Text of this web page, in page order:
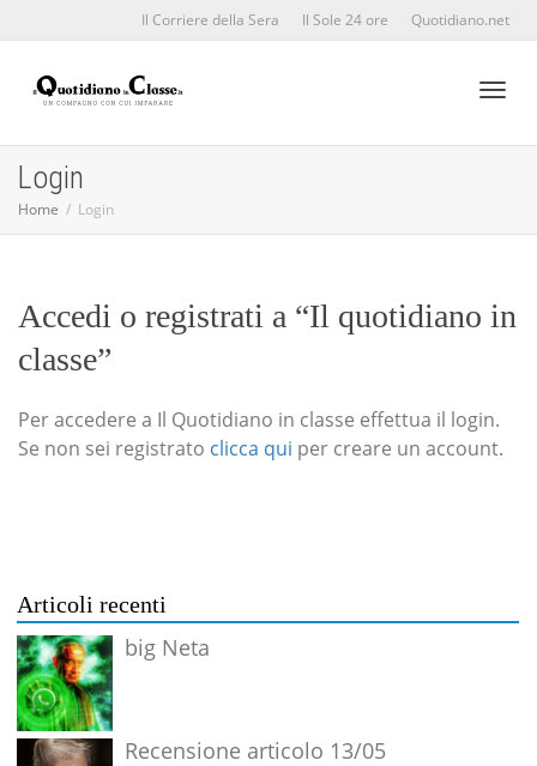
Il Corriere della Sera Il Sole 24 ore Quotidiano.net
Login
Home Login
Accedi o registrati a “Il quotidiano in
classe”
Per accedere a Il Quotidiano in classe effettua il login.
Se non sei registrato clicca qui per creare un account.
Articoli recenti
big Neta
Recensione articolo 13/05